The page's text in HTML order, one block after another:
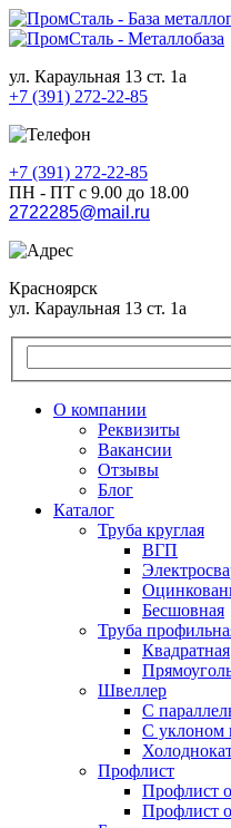
ул. Караульная 13 ст. 1а
+7 (391) 272-22-85
+7 (391) 272-22-85
ПН - ПТ с 9.00 до 18.00
2722285@mail.ru
Красноярск
ул. Караульная 13 ст. 1а
О компании
Реквизиты
Вакансии
Отзывы
Блог
Каталог
Труба круглая
ВГП
Бесшовная
Труба
Квадратная
Швеллер
С
С уклоном
Профлист
Профлист
Профлист